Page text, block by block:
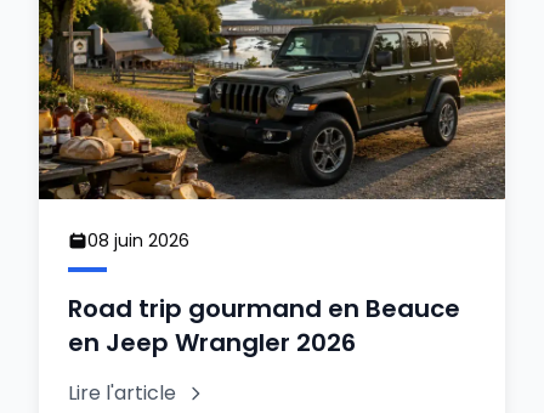
08 juin 2026
Road trip gourmand en Beauce
en Jeep Wrangler 2026
Lire l'article